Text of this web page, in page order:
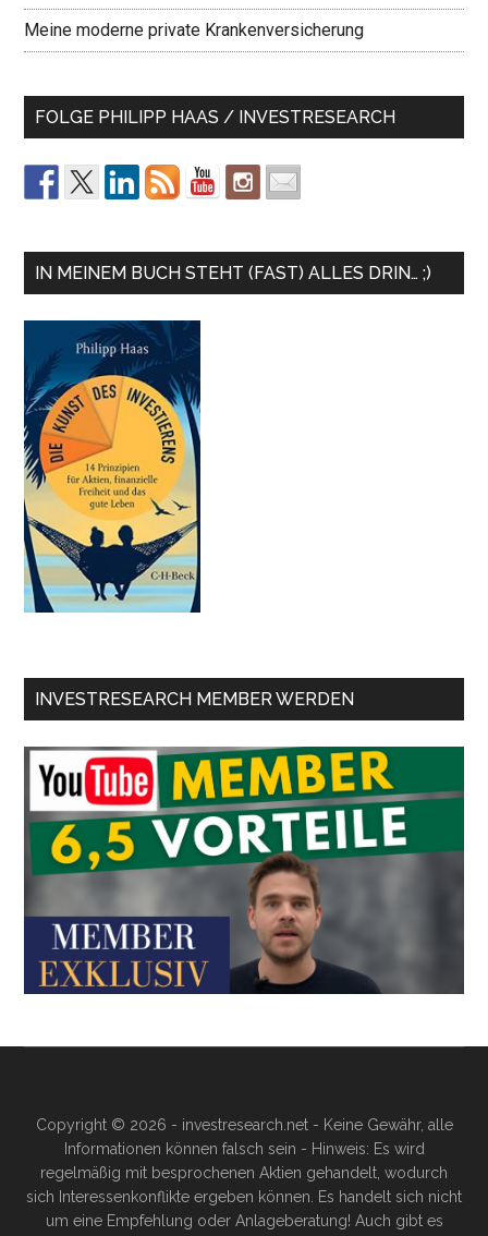
Meine moderne private Krankenversicherung
FOLGE PHILIPP HAAS / INVESTRESEARCH
IN MEINEM BUCH STEHT (FAST) ALLES DRIN… ;)
INVESTRESEARCH MEMBER WERDEN
Copyright © 2026 - investresearch.net - Keine Gewähr, alle
Informationen können falsch sein - Hinweis: Es wird
regelmäßig mit besprochenen Aktien gehandelt, wodurch
sich Interessenkonflikte ergeben können. Es handelt sich nicht
um eine Empfehlung oder Anlageberatung! Auch gibt es